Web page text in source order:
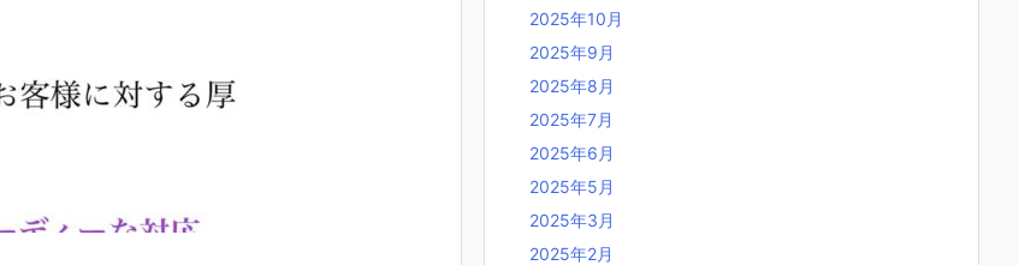
2025年10月
2025年9月
2025年8月
2025年7月
2025年6月
2025年5月
2025年3月
2025年2月